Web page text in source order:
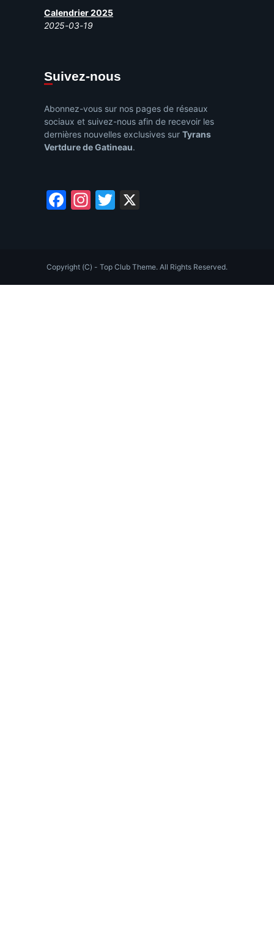
Calendrier 2025
2025-03-19
Suivez-nous
Abonnez-vous sur nos pages de réseaux
sociaux et suivez-nous afin de recevoir les
dernières nouvelles exclusives sur Tyrans
Vertdure de Gatineau.
Facebook
Instagram
Twitter
Copyright (C) - Top Club Theme. All Rights Reserved.